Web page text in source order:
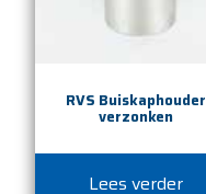
RVS Buiskaphouder
verzonken
Lees verder